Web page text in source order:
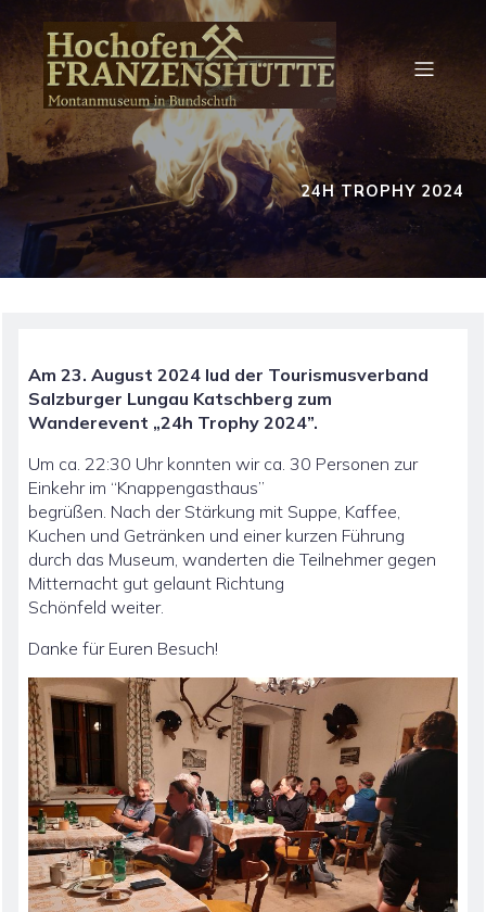
24H TROPHY 2024
Am 23. August 2024 lud der Tourismusverband
Salzburger Lungau Katschberg zum
Wanderevent „24h Trophy 2024”.
Um ca. 22:30 Uhr konnten wir ca. 30 Personen zur
Einkehr im “Knappengasthaus”
begrüßen. Nach der Stärkung mit Suppe, Kaffee,
Kuchen und Getränken und einer kurzen Führung
durch das Museum, wanderten die Teilnehmer gegen
Mitternacht gut gelaunt Richtung
Schönfeld weiter.
Danke für Euren Besuch!